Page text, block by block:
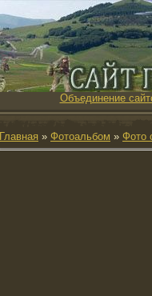
Объединение
Главная » Фотоальбом » Фото